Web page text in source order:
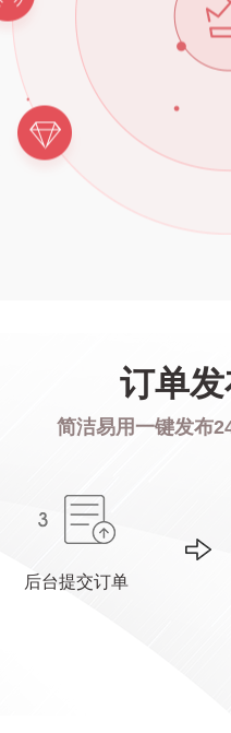
订单
简洁易用一键发布
后台提交订单